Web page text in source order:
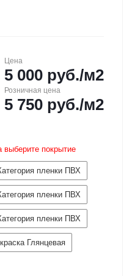
Цена
5 000 руб./м2
Розничная цена
5 750 руб./м2
покрытие
пленки ПВХ
пленки ПВХ
пленки ПВХ
Глянцевая